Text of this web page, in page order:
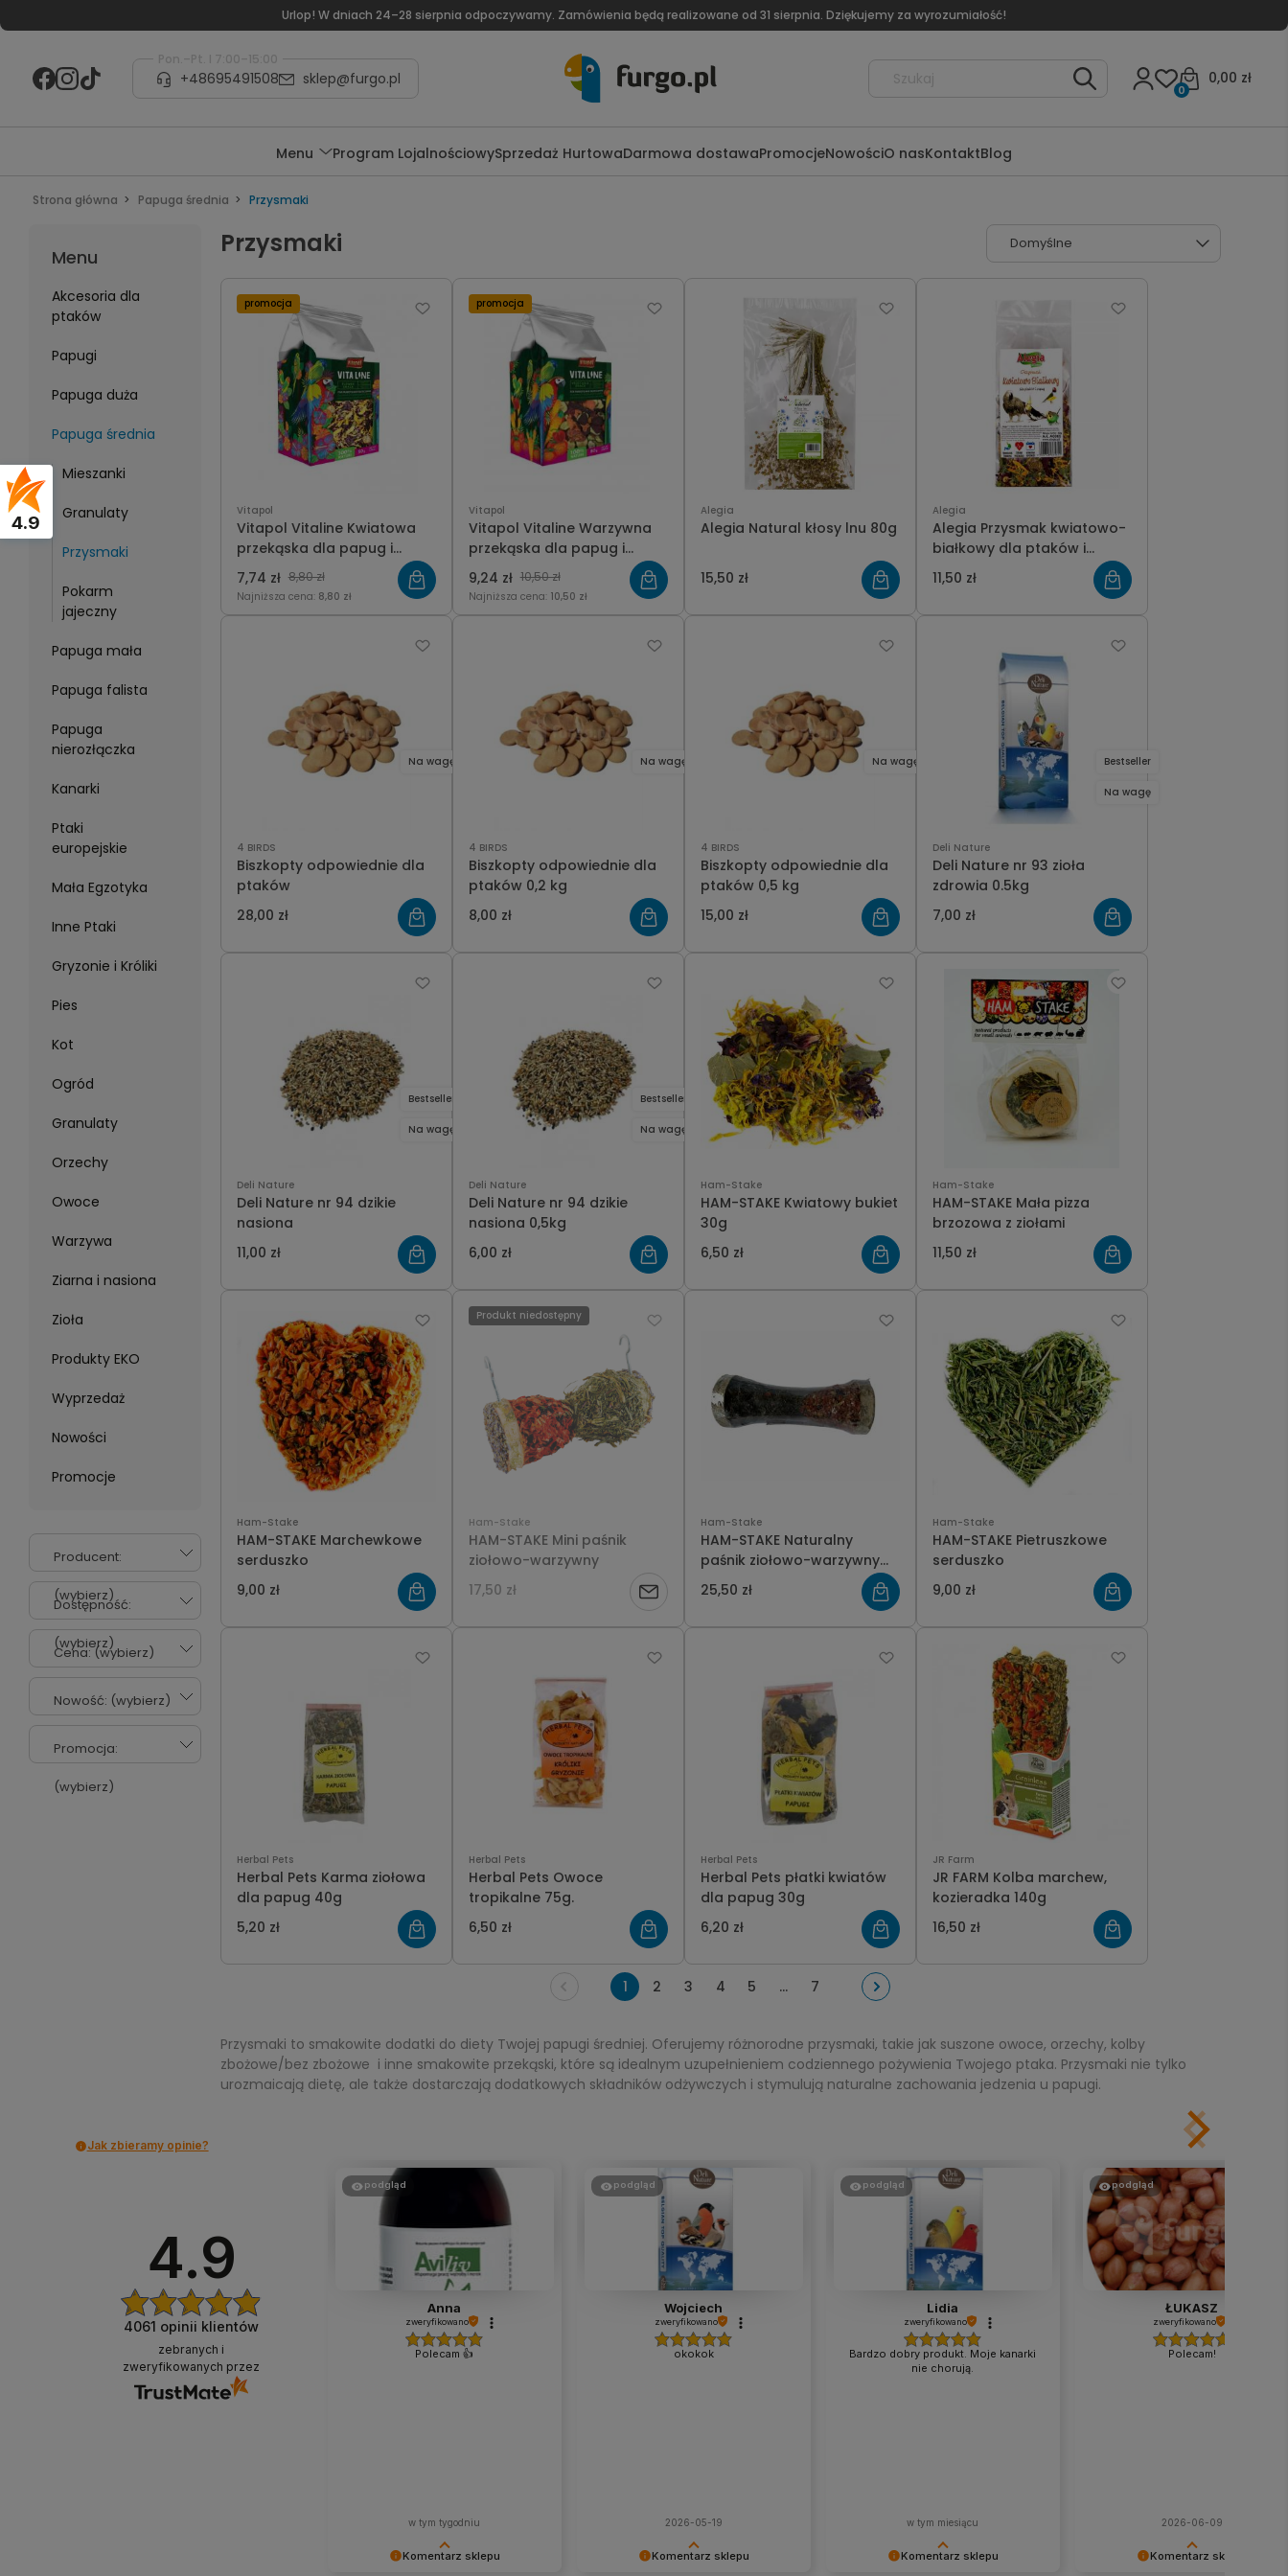
Urlop! W dniach 24–28 sierpnia odpoczywamy. Zamówienia będą realizowane od 31 sierpnia. Dziękujemy za wyrozumiałość!
Pon.–Pt. I 7:00–15:00
+48695491508 sklep@furgo.pl 0,00 zł
0
Menu Program LojalnościowySprzedaż HurtowaDarmowa dostawaPromocjeNowościO nasKontaktBlog
Strona główna Papuga średnia Przysmaki
Menu
Akcesoria dla
ptaków
Papugi
Papuga duża
Papuga średnia
Mieszanki
Granulaty
Przysmaki
Pokarm
jajeczny
Papuga mała
Papuga falista
Papuga
nierozłączka
Kanarki
Ptaki
europejskie
Mała Egzotyka
Inne Ptaki
Gryzonie i Króliki
Pies
Kot
Ogród
Granulaty
Orzechy
Owoce
Warzywa
Ziarna i nasiona
Zioła
Produkty EKO
Wyprzedaż
Nowości
Promocje
Producent:
(wybierz)
Dostępność:
(wybierz)
Cena: (wybierz)
Nowość: (wybierz)
Promocja:
(wybierz)
Przysmaki
Vitapol
Vitapol Vitaline Kwiatowa
przekąska dla papug i
ptaków egzotycznych 50g
7,74 zł 8,80 zł
Najniższa cena: 8,80 zł
promocja
Vitapol
Vitapol Vitaline Warzywna
przekąska dla papug i
ptaków egzotycznych 80g
9,24 zł 10,50 zł
Najniższa cena: 10,50 zł
promocja
Alegia
Alegia Natural kłosy lnu 80g
15,50 zł
Alegia
Alegia Przysmak kwiatowo-
białkowy dla ptaków i
papug 40g
11,50 zł
4 BIRDS
Biszkopty odpowiednie dla
ptaków
28,00 zł
Na wagę
4 BIRDS
Biszkopty odpowiednie dla
ptaków 0,2 kg
8,00 zł
Na wagę
4 BIRDS
Biszkopty odpowiednie dla
ptaków 0,5 kg
15,00 zł
Na wagę
Deli Nature
Deli Nature nr 93 zioła
zdrowia 0.5kg
7,00 zł
Na wagę
Bestseller
Deli Nature
Deli Nature nr 94 dzikie
nasiona
11,00 zł
Na wagę
Bestseller
Deli Nature
Deli Nature nr 94 dzikie
nasiona 0,5kg
6,00 zł
Na wagę
Bestseller
Ham-Stake
HAM-STAKE Kwiatowy bukiet
30g
6,50 zł
Ham-Stake
HAM-STAKE Mała pizza
brzozowa z ziołami
11,50 zł
Ham-Stake
HAM-STAKE Marchewkowe
serduszko
9,00 zł
Ham-Stake
HAM-STAKE Mini paśnik
ziołowo-warzywny
17,50 zł
Produkt niedostępny
Powiadom
o
dostępności
Ham-Stake
HAM-STAKE Naturalny
paśnik ziołowo-warzywny
20cm
25,50 zł
Ham-Stake
HAM-STAKE Pietruszkowe
serduszko
9,00 zł
Herbal Pets
Herbal Pets Karma ziołowa
dla papug 40g
5,20 zł
Herbal Pets
Herbal Pets Owoce
tropikalne 75g.
6,50 zł
Herbal Pets
Herbal Pets płatki kwiatów
dla papug 30g
6,20 zł
JR Farm
JR FARM Kolba marchew,
kozieradka 140g
16,50 zł
1 2 3 4 5 ... 7
Przysmaki to smakowite dodatki do diety Twojej papugi średniej. Oferujemy różnorodne przysmaki, takie jak suszone owoce, orzechy, kolby
zbożowe/bez zbożowe i inne smakowite przekąski, które są idealnym uzupełnieniem codziennego pożywienia Twojego ptaka. Przysmaki nie tylko
urozmaicają dietę, ale także dostarczają dodatkowych składników odżywczych i stymulują naturalne zachowania jedzenia u papugi.
Jak zbieramy opinie?
4.9
4061 opinii klientów
zebranych i
zweryfikowanych przez
Komentarz sklepu
podgląd
Anna
zweryfikowano
Polecam 👍️
w tym tygodniu
Komentarz sklepu
podgląd
Wojciech
zweryfikowano
okokok
2026-05-19
Komentarz sklepu
podgląd
Lidia
zweryfikowano
Bardzo dobry produkt. Moje kanarki
nie chorują.
w tym miesiącu
Komentarz sklepu
podgląd
ŁUKASZ
zweryfikowano
Polecam!
2026-06-09
4.9